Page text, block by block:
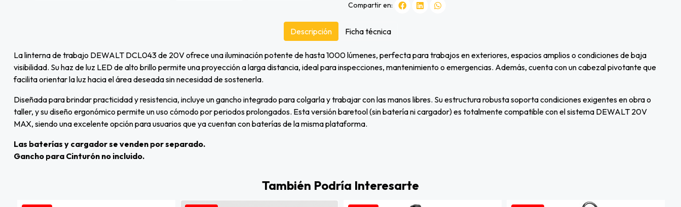
Compartir en:
La linterna de trabajo DEWALT DCL043 de 20V ofrece una iluminación potente de hasta 1000 lúmenes, perfecta para trabajos en exteriores, espacios amplios o condiciones de baja
visibilidad. Su haz de luz LED de alto brillo permite una proyección a larga distancia, ideal para inspecciones, mantenimiento o emergencias. Además, cuenta con un cabezal pivotante que
facilita orientar la luz hacia el área deseada sin necesidad de sostenerla.
Diseñada para brindar practicidad y resistencia, incluye un gancho integrado para colgarla y trabajar con las manos libres. Su estructura robusta soporta condiciones exigentes en obra o
taller, y su diseño ergonómico permite un uso cómodo por periodos prolongados. Esta versión baretool (sin batería ni cargador) es totalmente compatible con el sistema DEWALT 20V
MAX, siendo una excelente opción para usuarios que ya cuentan con baterías de la misma plataforma.
Las baterías y cargador se venden por separado.
Gancho para Cinturón no incluido.
Descripción Ficha técnica
También Podría Interesarte